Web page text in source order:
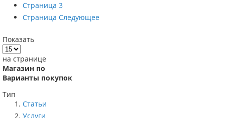
Страница 3
Страница Следующее
Показать
на странице
Магазин по
Варианты покупок
Тип
Статьи
Услуги